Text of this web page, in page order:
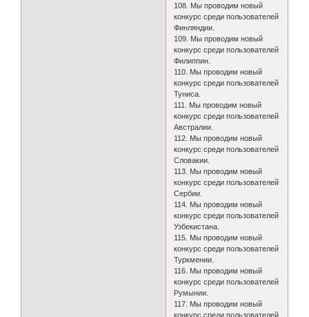
108. Мы проводим новый
конкурс среди пользователей
Финляндии.
109. Мы проводим новый
конкурс среди пользователей
Филиппин.
110. Мы проводим новый
конкурс среди пользователей
Туниса.
111. Мы проводим новый
конкурс среди пользователей
Австралии.
112. Мы проводим новый
конкурс среди пользователей
Словакии.
113. Мы проводим новый
конкурс среди пользователей
Сербии.
114. Мы проводим новый
конкурс среди пользователей
Узбекистана.
115. Мы проводим новый
конкурс среди пользователей
Туркмении.
116. Мы проводим новый
конкурс среди пользователей
Румынии.
117. Мы проводим новый
конкурс среди пользователей